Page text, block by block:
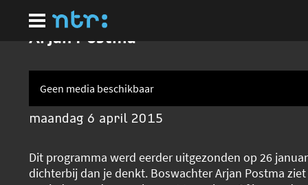
hoofdinhoud
Arjan Postma
Geen media beschikbaar
maandag 6 april 2015
Dit programma werd eerder uitgezonden op 26
dichterbij dan je denkt. Boswachter Arjan Postma